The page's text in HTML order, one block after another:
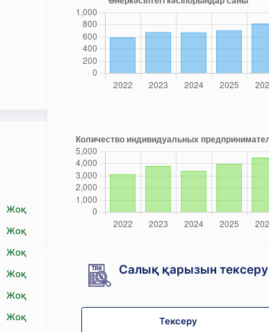
Жоқ
Жоқ
Жоқ
Жоқ
Жоқ
Жоқ
Салық қарызын тексеру
Тексеру